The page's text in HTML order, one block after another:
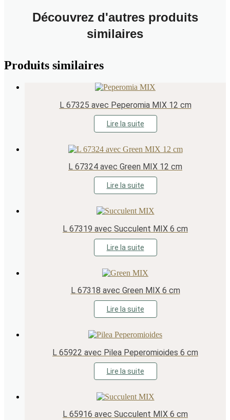
Découvrez d'autres produits
similaires
Produits similaires
L 67325 avec Peperomia MIX 12 cm
Lire la suite
L 67324 avec Green MIX 12 cm
Lire la suite
L 67319 avec Succulent MIX 6 cm
Lire la suite
L 67318 avec Green MIX 6 cm
Lire la suite
L 65922 avec Pilea Peperomioides 6 cm
Lire la suite
L 65916 avec Succulent MIX 6 cm